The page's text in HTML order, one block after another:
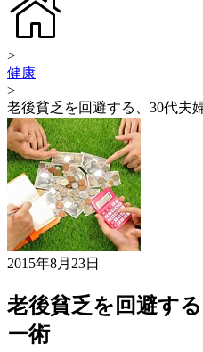
>
健康
>
老後貧乏を回避する、30代夫
2015年8月23日
老後貧乏を回避す
ー術